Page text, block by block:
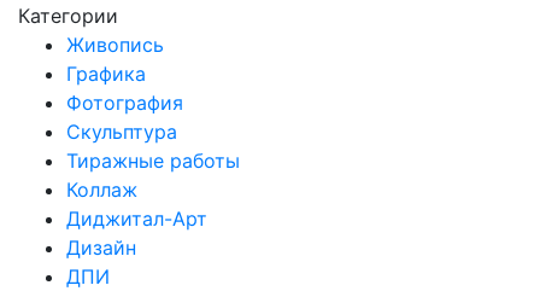
Категории
Живопись
Графика
Фотография
Скульптура
Тиражные работы
Коллаж
Диджитал-Арт
Дизайн
ДПИ